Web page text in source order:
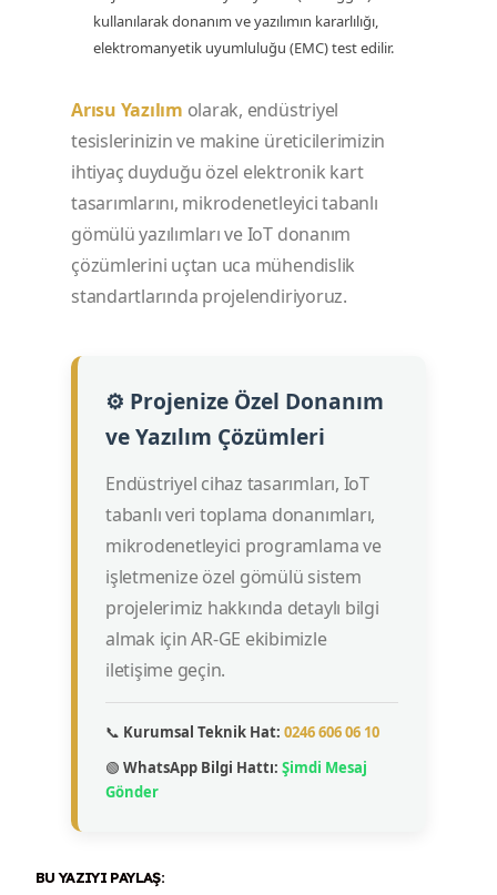
kullanılarak donanım ve yazılımın kararlılığı,
elektromanyetik uyumluluğu (EMC) test edilir.
Arısu Yazılım olarak, endüstriyel
tesislerinizin ve makine üreticilerimizin
ihtiyaç duyduğu özel elektronik kart
tasarımlarını, mikrodenetleyici tabanlı
gömülü yazılımları ve IoT donanım
çözümlerini uçtan uca mühendislik
standartlarında projelendiriyoruz.
⚙️ Projenize Özel Donanım
ve Yazılım Çözümleri
Endüstriyel cihaz tasarımları, IoT
tabanlı veri toplama donanımları,
mikrodenetleyici programlama ve
işletmenize özel gömülü sistem
projelerimiz hakkında detaylı bilgi
almak için AR-GE ekibimizle
iletişime geçin.
📞 Kurumsal Teknik Hat: 0246 606 06 10
🟢 WhatsApp Bilgi Hattı: Şimdi Mesaj
Gönder
BU YAZIYI PAYLAŞ: